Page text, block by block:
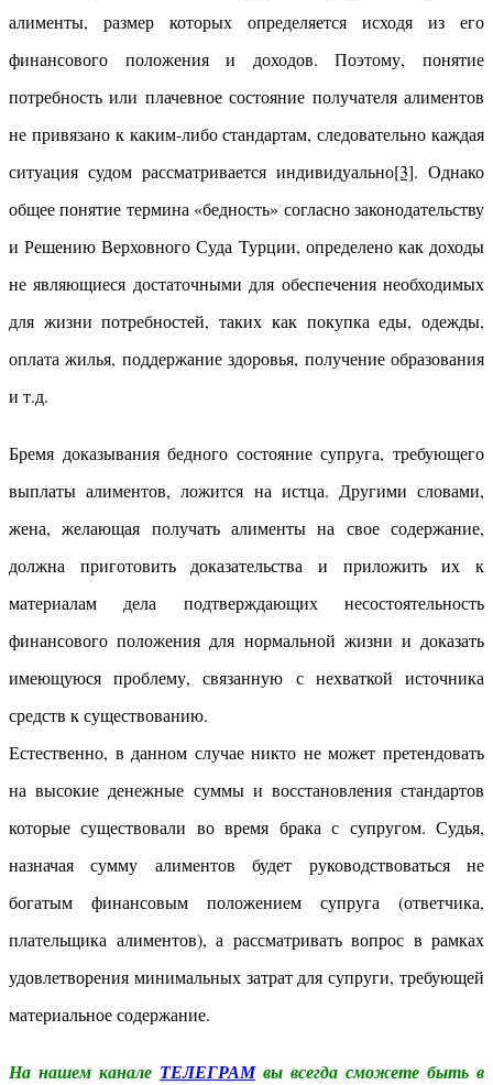
алименты, размер которых определяется исходя из его
финансового положения и доходов. Поэтому, понятие
потребность или плачевное состояние получателя алиментов
не привязано к каким-либо стандартам, следовательно каждая
ситуация судом рассматривается индивидуально[3]. Однако
общее понятие термина «бедность» согласно законодательству
и Решению Верховного Суда Турции, определено как доходы
не являющиеся достаточными для обеспечения необходимых
для жизни потребностей, таких как покупка еды, одежды,
оплата жилья, поддержание здоровья, получение образования
и т.д.
Бремя доказывания бедного состояние супруга, требующего
выплаты алиментов, ложится на истца. Другими словами,
жена, желающая получать алименты на свое содержание,
должна приготовить доказательства и приложить их к
материалам дела подтверждающих несостоятельность
финансового положения для нормальной жизни и доказать
имеющуюся проблему, связанную с нехваткой источника
средств к существованию.
Естественно, в данном случае никто не может претендовать
на высокие денежные суммы и восстановления стандартов
которые существовали во время брака с супругом. Судья,
назначая сумму алиментов будет руководствоваться не
богатым финансовым положением супруга (ответчика,
плательщика алиментов), а рассматривать вопрос в рамках
удовлетворения минимальных затрат для супруги, требующей
материальное содержание.
На нашем канале ТЕЛЕГРАМ вы всегда сможете быть в